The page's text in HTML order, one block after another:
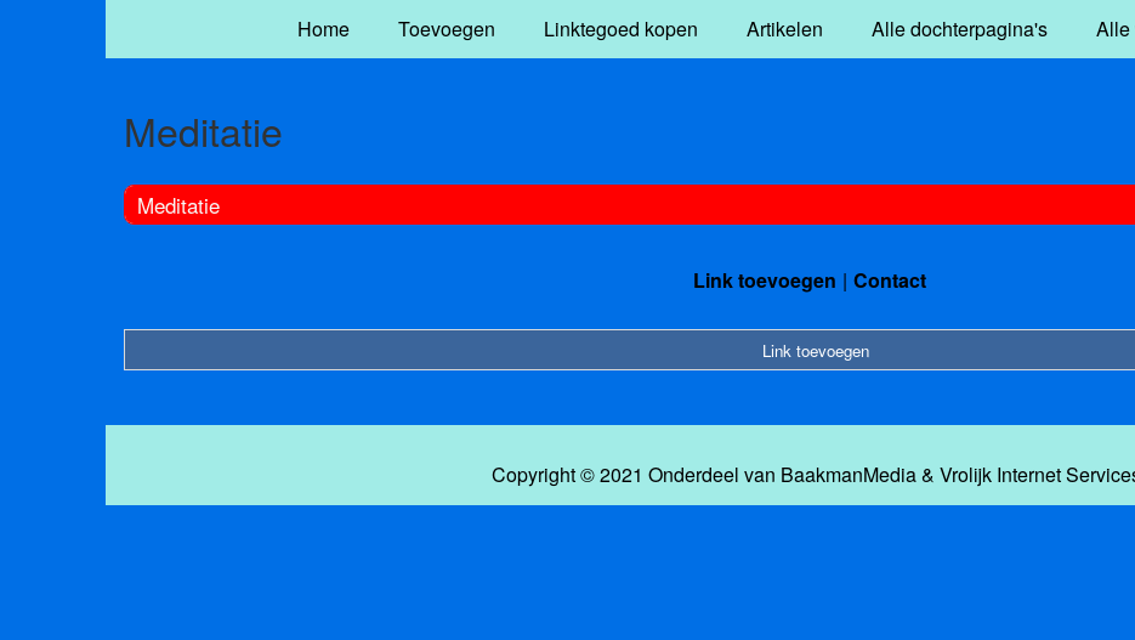
Home Toevoegen Linktegoed kopen Artikelen Alle dochterpagina's Alle
Meditatie
Meditatie
Link toevoegen Contact
Link toevoegen
Copyright © 2021 Onderdeel van BaakmanMedia& Vrolijk Internet